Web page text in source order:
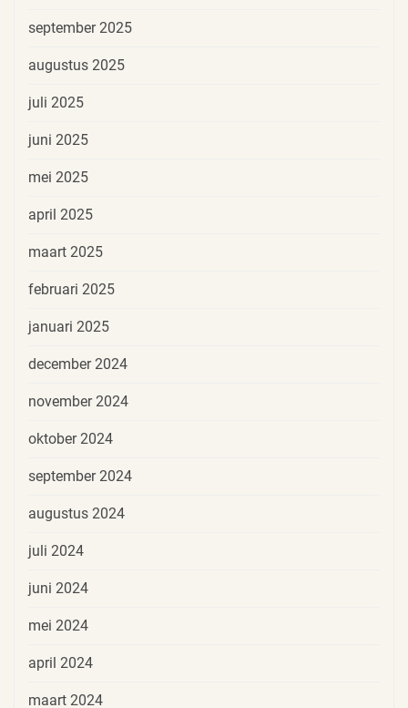
september 2025
augustus 2025
juli 2025
juni 2025
mei 2025
april 2025
maart 2025
februari 2025
januari 2025
december 2024
november 2024
oktober 2024
september 2024
augustus 2024
juli 2024
juni 2024
mei 2024
april 2024
maart 2024